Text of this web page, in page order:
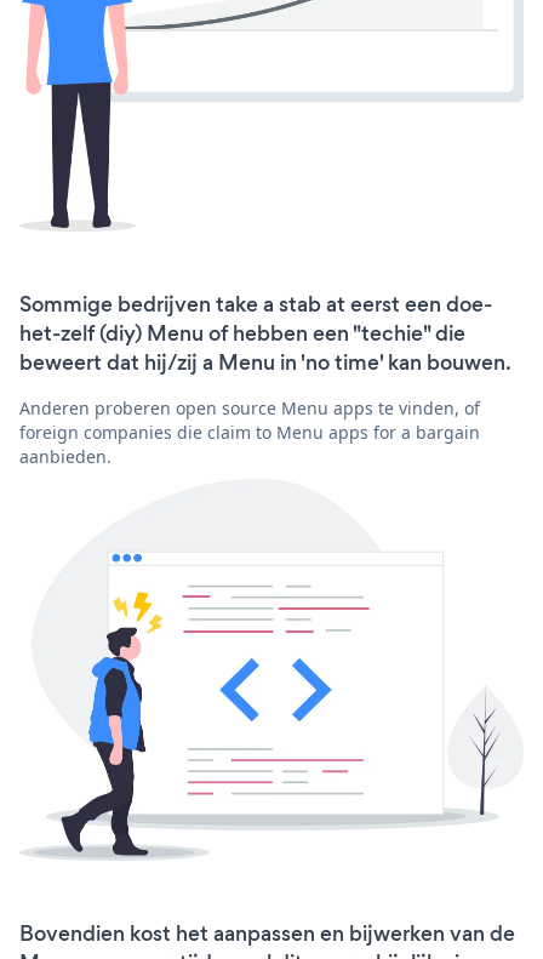
Sommige bedrijven take a stab at eerst een doe-
het-zelf (diy) Menu of hebben een "techie" die
beweert dat hij/zij a Menu in 'no time' kan bouwen.
Anderen proberen open source Menu apps te vinden, of
foreign companies die claim to Menu apps for a bargain
aanbieden.
Bovendien kost het aanpassen en bijwerken van de